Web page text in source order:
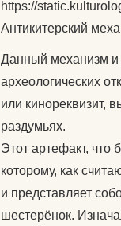
Антикитерский
Данный механизм и
археологических
или кинореквизит,
раздумьях.
Этот артефакт, что
которому, как
и представляет
шестерёнок.